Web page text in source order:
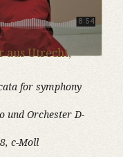
aus Utrecht,
for symphony
und Orchester D-
c-Moll